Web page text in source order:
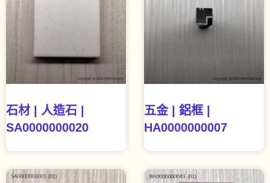
石材 | 人造石 |
SA0000000020
五金 | 鋁框 |
HA0000000007